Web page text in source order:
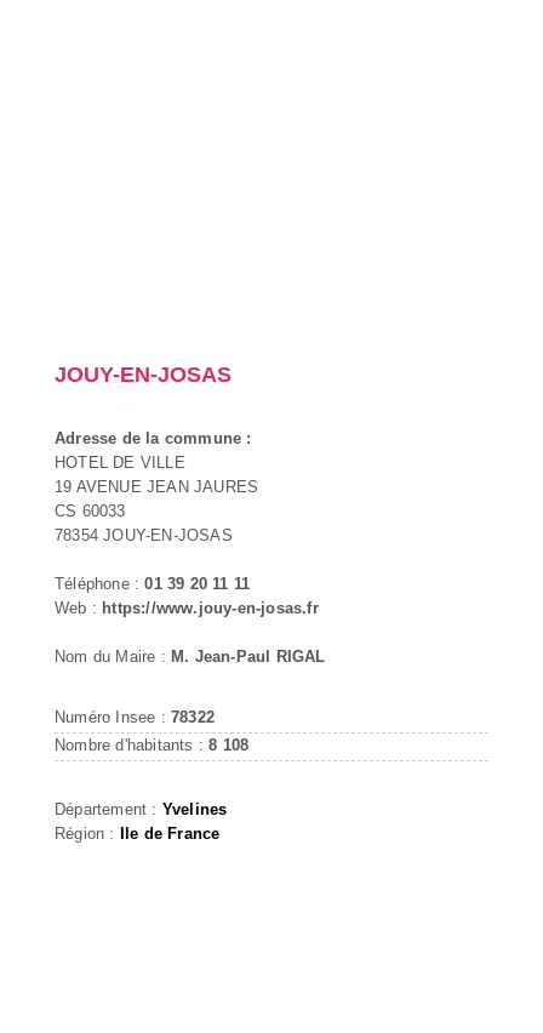
JOUY-EN-JOSAS
Adresse de la commune :
HOTEL DE VILLE
19 AVENUE JEAN JAURES
CS 60033
78354 JOUY-EN-JOSAS
Téléphone :01 39 20 11 11
Web : https://www.jouy-en-josas.fr
Nom du Maire : M. Jean-Paul RIGAL
Numéro Insee : 78322
Nombre d'habitants :8 108
Département : Yvelines
Région : Ile de France